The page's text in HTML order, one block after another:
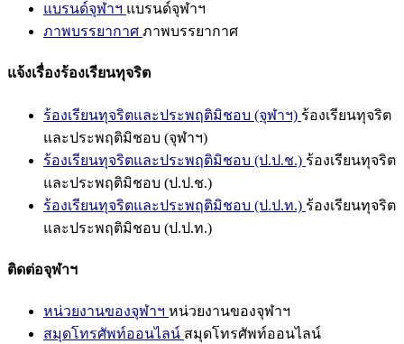
แบรนด์จุฬาฯ แบรนด์จุฬาฯ
ภาพบรรยากาศ ภาพบรรยากาศ
แจ้งเรื่องร้องเรียนทุจริต
ร้องเรียนทุจริตและประพฤติมิชอบ (จุฬาฯ) ร้องเรียนทุจริต
และประพฤติมิชอบ (จุฬาฯ)
ร้องเรียนทุจริตและประพฤติมิชอบ (ป.ป.ช.) ร้องเรียนทุจริต
และประพฤติมิชอบ (ป.ป.ช.)
ร้องเรียนทุจริตและประพฤติมิชอบ (ป.ป.ท.) ร้องเรียนทุจริต
และประพฤติมิชอบ (ป.ป.ท.)
ติดต่อจุฬาฯ
หน่วยงานของจุฬาฯ หน่วยงานของจุฬาฯ
สมุดโทรศัพท์ออนไลน์ สมุดโทรศัพท์ออนไลน์